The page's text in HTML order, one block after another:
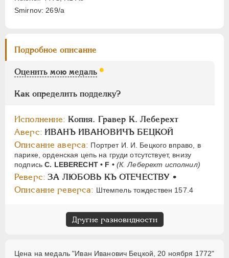
Smirnov: 269/a
Подробное описание
Оценить мою медаль
Как определить подделку?
Исполнение: Копия. Гравер К. Леберехт
Аверс: ИВАНЪ ИВАНОВИЧЪ БЕЦКОЙ
Описание аверса: Портрет И. И. Бецкого вправо, в
парике, орденская цепь на груди отсутствует, внизу
подписьС. LEBERECHT • F • (К. Леберехт исполнил)
Реверс: ЗА ЛЮБОВЬ КЪ ОТЕЧЕСТВУ •
Описание реверса: Штемпель тождествен 157.4
Другие разновидности
Цена на медаль "Иван Иванович Бецкой, 20 ноября 1772"
НИКОЛАЙ I 1826-1855
АЛЕКСАНДР II
1855-1881
НИКОЛАЙ II 1894-1917